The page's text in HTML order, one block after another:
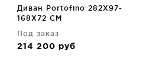
Диван Portofino 282X97-
168X72 CM
Под заказ
214 200 руб